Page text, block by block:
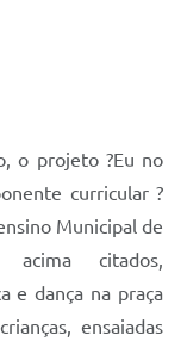
o projeto ?Eu no
curricular ?
Municipal de
acima citados,
e dança na praça
ensaiadas